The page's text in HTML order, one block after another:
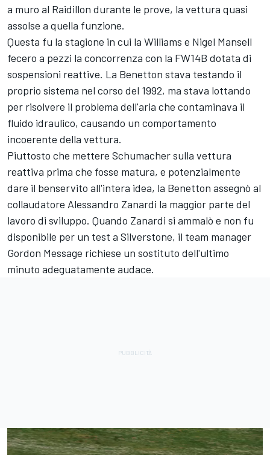
a muro al Raidillon durante le prove, la vettura quasi
assolse a quella funzione.
Questa fu la stagione in cui la Williams e Nigel Mansell
fecero a pezzi la concorrenza con la FW14B dotata di
sospensioni reattive. La Benetton stava testando il
proprio sistema nel corso del 1992, ma stava lottando
per risolvere il problema dell'aria che contaminava il
fluido idraulico, causando un comportamento
incoerente della vettura.
Piuttosto che mettere Schumacher sulla vettura
reattiva prima che fosse matura, e potenzialmente
dare il benservito all'intera idea, la Benetton assegnò al
collaudatore Alessandro Zanardi la maggior parte del
lavoro di sviluppo. Quando Zanardi si ammalò e non fu
disponibile per un test a Silverstone, il team manager
Gordon Message richiese un sostituto dell'ultimo
minuto adeguatamente audace.